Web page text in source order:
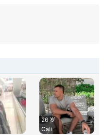
26 岁
Cali